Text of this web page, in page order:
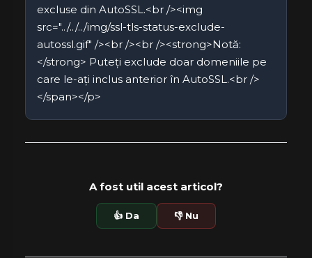
excluse din AutoSSL.<br /><img
src="../../../img/ssl-tls-status-exclude-
autossl.gif" /><br /><br /><strong>Notă:
</strong> Puteți exclude doar domeniile pe
care le-ați inclus anterior în AutoSSL.<br />
</span></p>
A fost util acest articol?
👍 Da 👎 Nu